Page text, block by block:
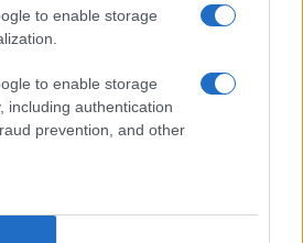
to enable storage
to enable storage
including authentication
prevention, and other